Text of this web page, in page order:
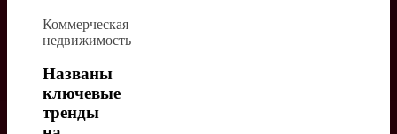
Коммерческая
недвижимость
Названы
ключевые
тренды